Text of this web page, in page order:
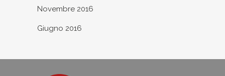
Novembre 2016
Giugno 2016